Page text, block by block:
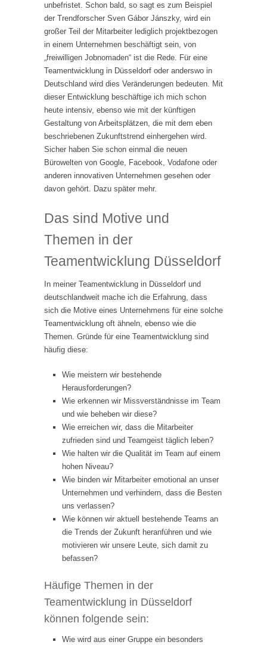
unbefristet. Schon bald, so sagt es zum Beispiel
der Trendforscher Sven Gábor Jánszky, wird ein
großer Teil der Mitarbeiter lediglich projektbezogen
in einem Unternehmen beschäftigt sein, von
„freiwilligen Jobnomaden“ ist die Rede. Für eine
Teamentwicklung in Düsseldorf oder anderswo in
Deutschland wird dies Veränderungen bedeuten. Mit
dieser Entwicklung beschäftige ich mich schon
heute intensiv, ebenso wie mit der künftigen
Gestaltung von Arbeitsplätzen, die mit dem eben
beschriebenen Zukunftstrend einhergehen wird.
Sicher haben Sie schon einmal die neuen
Bürowelten von Google, Facebook, Vodafone oder
anderen innovativen Unternehmen gesehen oder
davon gehört. Dazu später mehr.
Das sind Motive und
Themen in der
Teamentwicklung Düsseldorf
In meiner Teamentwicklung in Düsseldorf und
deutschlandweit mache ich die Erfahrung, dass
sich die Motive eines Unternehmens für eine solche
Teamentwicklung oft ähneln, ebenso wie die
Themen. Gründe für eine Teamentwicklung sind
häufig diese:
Wie meistern wir bestehende
Herausforderungen?
Wie erkennen wir Missverständnisse im Team
und wie beheben wir diese?
Wie erreichen wir, dass die Mitarbeiter
zufrieden sind und Teamgeist täglich leben?
Wie halten wir die Qualität im Team auf einem
hohen Niveau?
Wie binden wir Mitarbeiter emotional an unser
Unternehmen und verhindern, dass die Besten
uns verlassen?
Wie können wir aktuell bestehende Teams an
die Trends der Zukunft heranführen und wie
motivieren wir unsere Leute, sich damit zu
befassen?
Häufige Themen in der
Teamentwicklung in Düsseldorf
können folgende sein:
Wie wird aus einer Gruppe ein besonders